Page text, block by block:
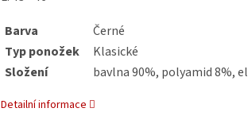
Barva
Černé
Typ ponožek
Klasické
Složení
bavlna 90%, polyamid 8%,
Detailní informace